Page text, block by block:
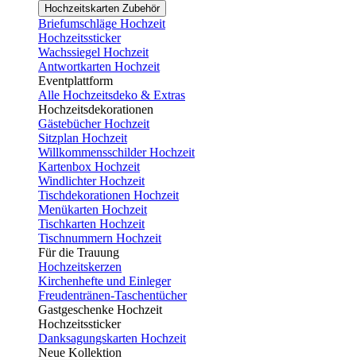
Hochzeitskarten Zubehör
Briefumschläge Hochzeit
Hochzeitssticker
Wachssiegel Hochzeit
Antwortkarten Hochzeit
Eventplattform
Alle Hochzeitsdeko & Extras
Hochzeitsdekorationen
Gästebücher Hochzeit
Sitzplan Hochzeit
Willkommensschilder Hochzeit
Kartenbox Hochzeit
Windlichter Hochzeit
Tischdekorationen Hochzeit
Menükarten Hochzeit
Tischkarten Hochzeit
Tischnummern Hochzeit
Für die Trauung
Hochzeitskerzen
Kirchenhefte und Einleger
Freudentränen-Taschentücher
Gastgeschenke Hochzeit
Hochzeitssticker
Danksagungskarten Hochzeit
Neue Kollektion